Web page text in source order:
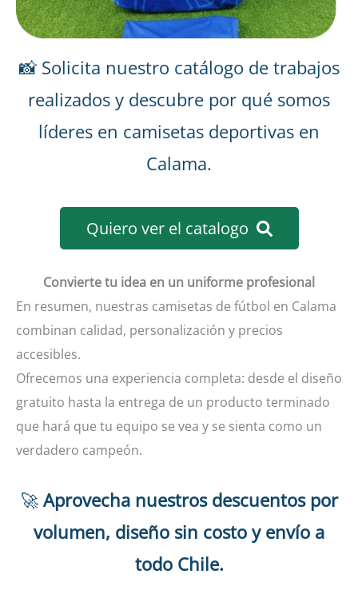
📸 Solicita nuestro catálogo de trabajos
realizados y descubre por qué somos
líderes en camisetas deportivas en
Calama.
Quiero ver el catalogo
Convierte tu idea en un uniforme profesional
En resumen, nuestras camisetas de fútbol en Calama
combinan calidad, personalización y precios
accesibles.
Ofrecemos una experiencia completa: desde el diseño
gratuito hasta la entrega de un producto terminado
que hará que tu equipo se vea y se sienta como un
verdadero campeón.
🚀 Aprovecha nuestros descuentos por
volumen, diseño sin costo y envío a
todo Chile.